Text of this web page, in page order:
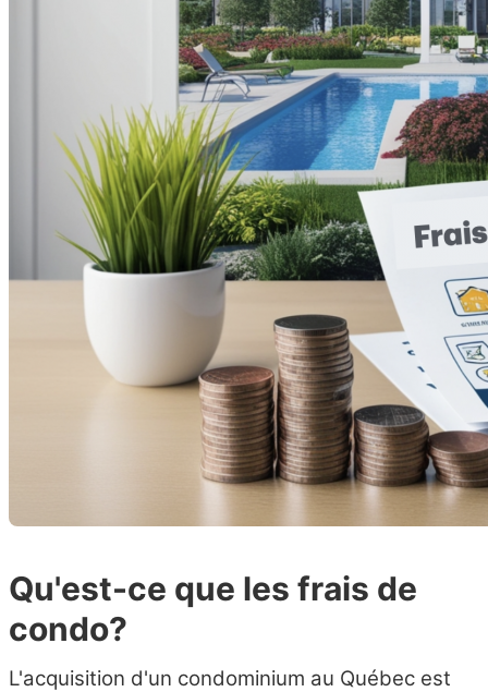
Qu'est-ce que les frais de
condo?
L'acquisition d'un condominium au Québec est